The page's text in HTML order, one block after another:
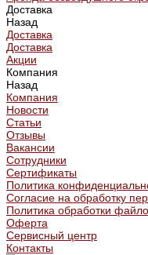
Доставка
Назад
Доставка
Доставка
Акции
Компания
Назад
Компания
Новости
Статьи
Отзывы
Вакансии
Сотрудники
Сертификаты
Политика
Согласие на обработку
Политика обработки
Оферта
Сервисный центр
Контакты